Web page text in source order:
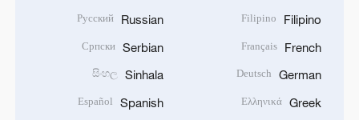
Filipino
Filipino
French
Français
German
Deutsch
Greek
Ελληνικά
Russian
Русский
Serbian
Српски
Sinhala
සිංහල
Spanish
Español